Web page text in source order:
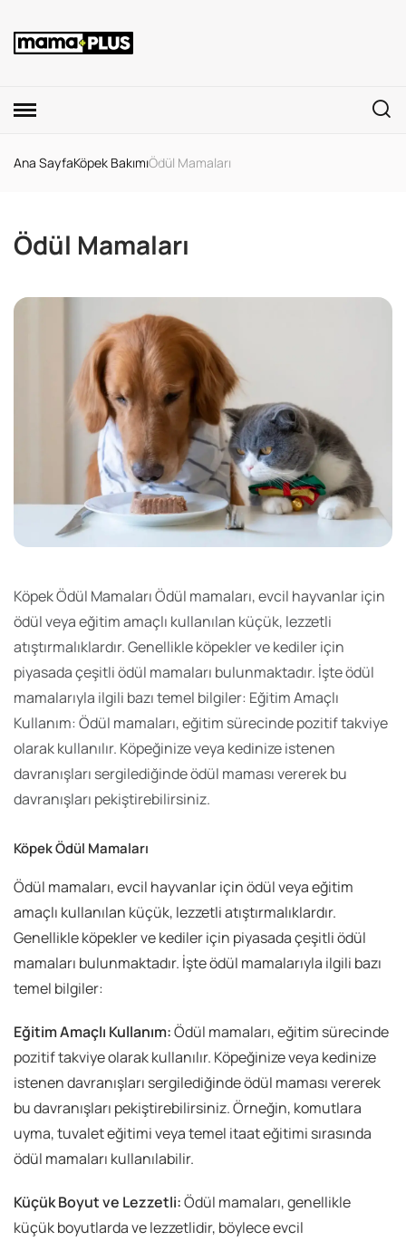
Ana SayfaKöpek BakımıÖdül Mamaları
Ödül Mamaları
Köpek Ödül Mamaları Ödül mamaları, evcil hayvanlar için
ödül veya eğitim amaçlı kullanılan küçük, lezzetli
atıştırmalıklardır. Genellikle köpekler ve kediler için
piyasada çeşitli ödül mamaları bulunmaktadır. İşte ödül
mamalarıyla ilgili bazı temel bilgiler: Eğitim Amaçlı
Kullanım: Ödül mamaları, eğitim sürecinde pozitif takviye
olarak kullanılır. Köpeğinize veya kedinize istenen
davranışları sergilediğinde ödül maması vererek bu
davranışları pekiştirebilirsiniz.
Köpek Ödül Mamaları
Ödül mamaları, evcil hayvanlar için ödül veya eğitim
amaçlı kullanılan küçük, lezzetli atıştırmalıklardır.
Genellikle köpekler ve kediler için piyasada çeşitli ödül
mamaları bulunmaktadır. İşte ödül mamalarıyla ilgili bazı
temel bilgiler:
Eğitim Amaçlı Kullanım:Ödül mamaları, eğitim sürecinde
pozitif takviye olarak kullanılır. Köpeğinize veya kedinize
istenen davranışları sergilediğinde ödül maması vererek
bu davranışları pekiştirebilirsiniz. Örneğin, komutlara
uyma, tuvalet eğitimi veya temel itaat eğitimi sırasında
ödül mamaları kullanılabilir.
Küçük Boyut ve Lezzetli:Ödül mamaları, genellikle
küçük boyutlarda ve lezzetlidir, böylece evcil